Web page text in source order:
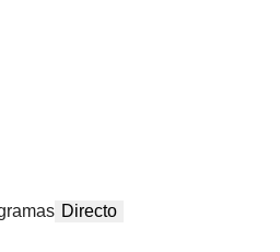
Directo